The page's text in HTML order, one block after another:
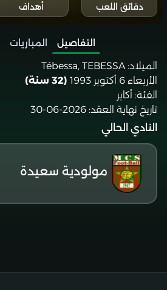
دقائق اللعب أهداف
التفاصيل المباريات
الميلاد: Tébessa, TEBESSA
الأربعاء 6 أكتوبر 1993
(32 سنة)
الفئة: أكابر
تاريخ نهاية العقد: 2026-06-30
النادي الحالي
مولودية سعيدة